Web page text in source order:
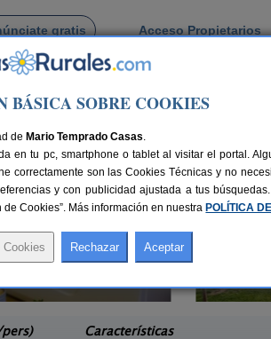
gratis Acceso Propietarios
Molino Chopin
Características
BÁSICA SOBRE COOKIES
de Mario Temprado Casas.
en tu pc, smartphone o tablet al visitar el portal.
correctamente son las Cookies Técnicas y no
y con publicidad ajustada a tus
Cookies”. Más información en nuestra POLÍTICA